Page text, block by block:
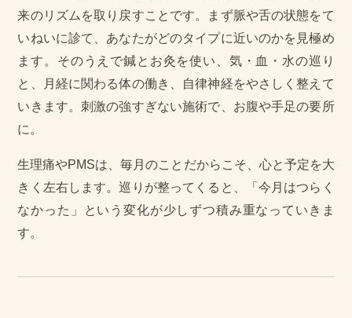
来のリズムを取り戻すことです。まず脈や舌の状態をて
いねいに診て、あなたがどのタイプに近いのかを見極め
ます。そのうえで鍼とお灸を使い、気・血・水の巡り
と、月経に関わる体の働き、自律神経をやさしく整えて
いきます。刺激の強すぎない施術で、お腹や手足の要所
に。
生理痛やPMSは、毎月のことだからこそ、心と予定を大
きく左右します。巡りが整ってくると、「今月はつらく
なかった」という変化が少しずつ積み重なっていきま
す。